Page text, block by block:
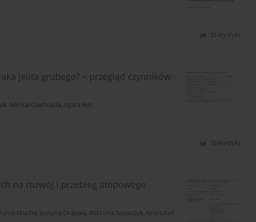
Statystyki
jelita grubego? – przegląd czynników
, Michał Czachajda, Agata Kot
Statystyki
na rozwój i przebieg atopowego
Mucha, Justyna Drapała, Wiktoria Szewczyk, Krzysztof